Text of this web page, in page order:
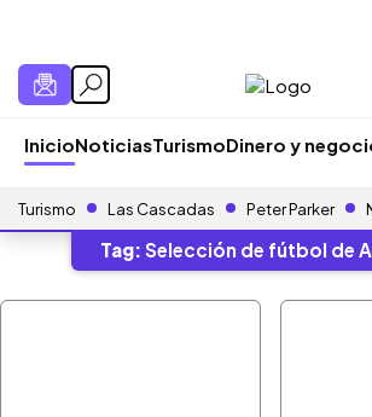
InicioNoticiasTurismoDinero y
Turismo Las Cascadas Peter Parker
Tag: Selección de fútbol de